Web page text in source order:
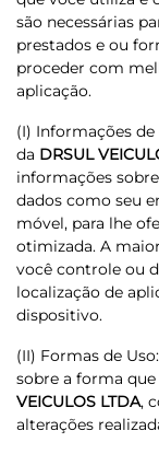
são necessárias
prestados e ou
proceder com
aplicação.
(I) Informações
da DRSUL
informações
dados como seu
móvel, para lhe
otimizada. A
você controle ou
localização de
dispositivo.
(II) Formas de
sobre a forma
VEICULOS LTDA,
alterações